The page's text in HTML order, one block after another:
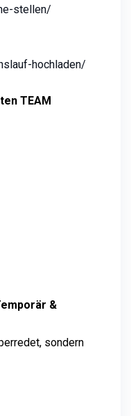
stellen/
hochladen/
TEAM
&
sondern